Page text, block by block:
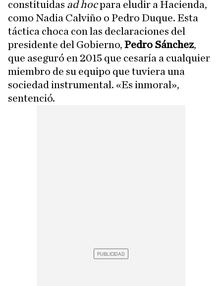
constituidas ad hocpara eludir a Hacienda,
como Nadia Calviño o Pedro Duque. Esta
táctica choca con las declaraciones del
presidente del Gobierno, Pedro Sánchez,
que aseguró en 2015 que cesaría a cualquier
miembro de su equipo que tuviera una
sociedad instrumental. «Es inmoral»,
sentenció.